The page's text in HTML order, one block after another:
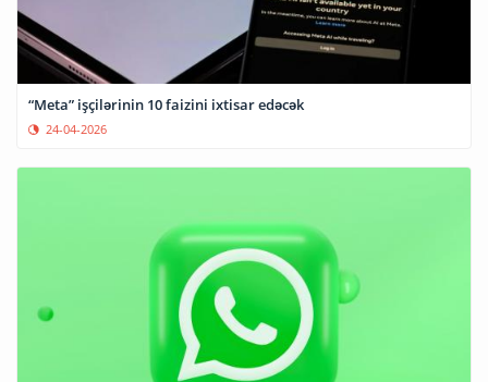
“Meta” işçilərinin 10 faizini ixtisar edəcək
24-04-2026